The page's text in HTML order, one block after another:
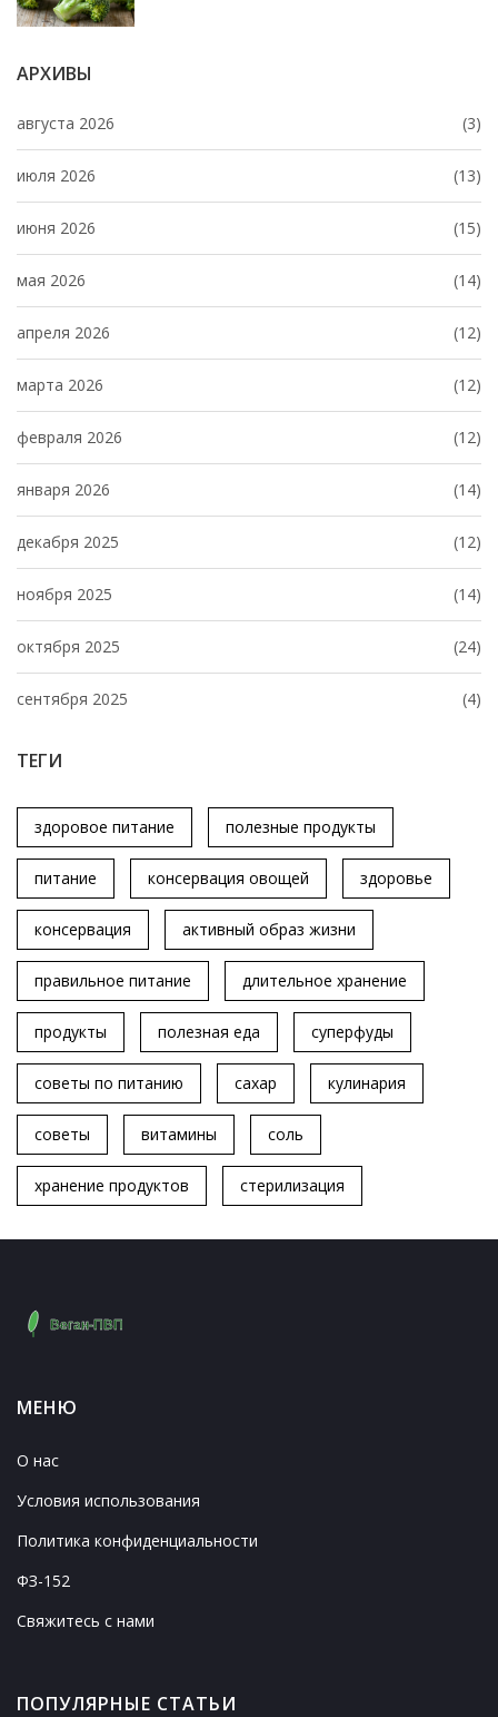
АРХИВЫ
августа 2026 (3)
июля 2026 (13)
июня 2026 (15)
мая 2026 (14)
апреля 2026 (12)
марта 2026 (12)
февраля 2026 (12)
января 2026 (14)
декабря 2025 (12)
ноября 2025 (14)
октября 2025 (24)
сентября 2025 (4)
ТЕГИ
здоровое питание полезные продукты
питание консервация овощей здоровье
консервация активный образ жизни
правильное питание длительное хранение
продукты полезная еда суперфуды
советы по питанию сахар кулинария
советы витамины соль
хранение продуктов стерилизация
МЕНЮ
О нас
Условия использования
Политика конфиденциальности
ФЗ-152
Свяжитесь с нами
ПОПУЛЯРНЫЕ СТАТЬИ